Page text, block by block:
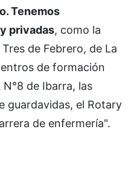
Tenemos
privadas, como la
de Febrero, de La
de formación
N°8 de Ibarra, las
guardavidas, el Rotary
de enfermería".